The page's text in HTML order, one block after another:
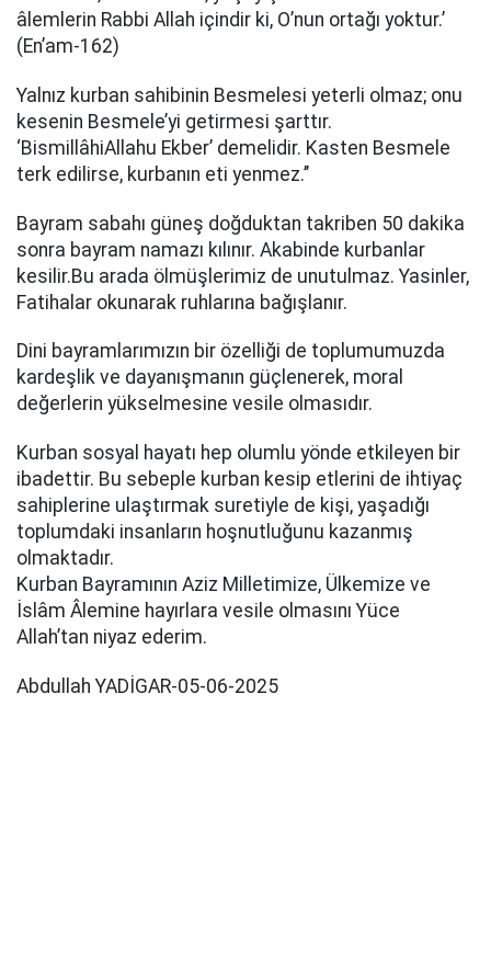
âlemlerin Rabbi Allah içindir ki, O’nun ortağı yoktur.’
(En’am-162)
Yalnız kurban sahibinin Besmelesi yeterli olmaz; onu
kesenin Besmele’yi getirmesi şarttır.
‘BismillâhiAllahu Ekber’ demelidir. Kasten Besmele
terk edilirse, kurbanın eti yenmez.’’
Bayram sabahı güneş doğduktan takriben 50 dakika
sonra bayram namazı kılınır. Akabinde kurbanlar
kesilir.Bu arada ölmüşlerimiz de unutulmaz. Yasinler,
Fatihalar okunarak ruhlarına bağışlanır.
Dini bayramlarımızın bir özelliği de toplumumuzda
kardeşlik ve dayanışmanın güçlenerek, moral
değerlerin yükselmesine vesile olmasıdır.
Kurban sosyal hayatı hep olumlu yönde etkileyen bir
ibadettir. Bu sebeple kurban kesip etlerini de ihtiyaç
sahiplerine ulaştırmak suretiyle de kişi, yaşadığı
toplumdaki insanların hoşnutluğunu kazanmış
olmaktadır.
Kurban Bayramının Aziz Milletimize, Ülkemize ve
İslâm Âlemine hayırlara vesile olmasını Yüce
Allah’tan niyaz ederim.
Abdullah YADİGAR-05-06-2025